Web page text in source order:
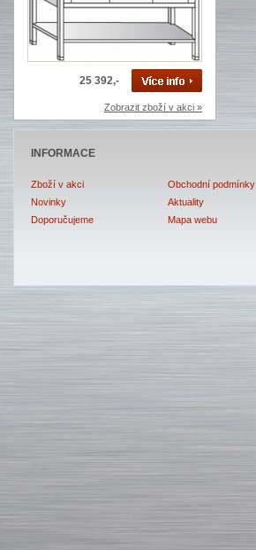
25 392,-
Zobrazit zboží v akci »
INFORMACE
Zboží v akci
Novinky
Doporučujeme
Obchodní podmínky
Aktuality
Mapa webu